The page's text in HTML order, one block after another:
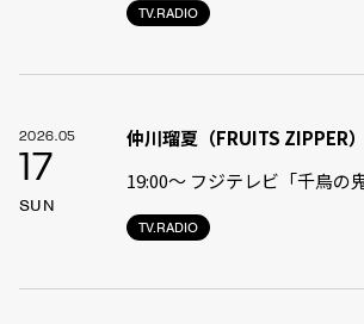
TV.RADIO
2026.05
17
SUN
TV.RADIO
仲川瑠夏（FRUITS ZIPPER）
19:00〜 フジテレビ「千鳥の